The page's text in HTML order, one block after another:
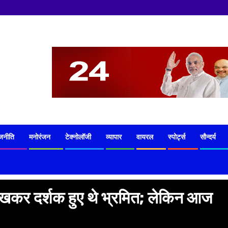
मनोरंजन टेक्नोलॉजी व्यापार वायरल स्पोर्ट्स सौन्दर्य
दर्शक हुए थे भ्रमित; लेकिन आज